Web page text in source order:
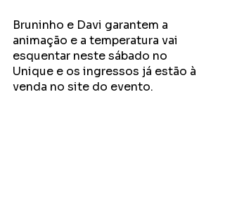
Bruninho e Davi garantem a
animação e a temperatura vai
esquentar neste sábado no
Unique e os ingressos já estão à
venda no site do evento.